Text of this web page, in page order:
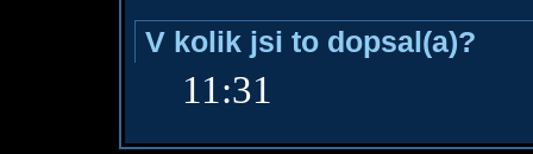
V kolik jsi to dopsal(a)?
11:31